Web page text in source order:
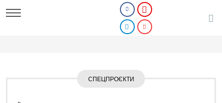
СПЕЦПРОЄКТИ